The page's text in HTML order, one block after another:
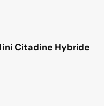
Citadine Hybride